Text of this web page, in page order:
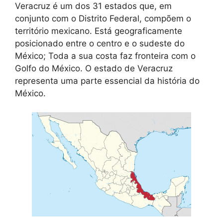
Veracruz é um dos 31 estados que, em
conjunto com o Distrito Federal, compõem o
território mexicano. Está geograficamente
posicionado entre o centro e o sudeste do
México; Toda a sua costa faz fronteira com o
Golfo do México. O estado de Veracruz
representa uma parte essencial da história do
México.